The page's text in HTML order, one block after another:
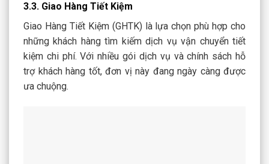
3.3. Giao Hàng Tiết Kiệm
Giao Hàng Tiết Kiệm (GHTK) là lựa chọn phù hợp cho
những khách hàng tìm kiếm dịch vụ vận chuyển tiết
kiệm chi phí. Với nhiều gói dịch vụ và chính sách hỗ
trợ khách hàng tốt, đơn vị này đang ngày càng được
ưa chuộng.